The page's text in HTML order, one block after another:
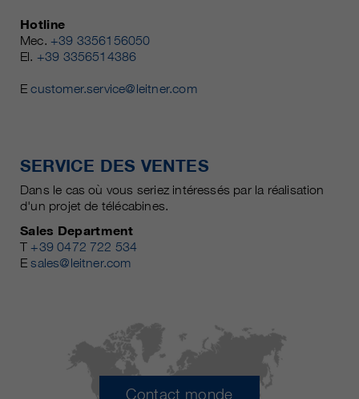
Hotline
Mec. +39 3356156050
El. +39 3356514386
Ecustomer.service@leitner.com
SERVICE DES VENTES
Dans le cas où vous seriez intéressés par la réalisation
d'un projet de télécabines.
Sales Department
T +39 0472 722 534
Esales@leitner.com
Contact monde